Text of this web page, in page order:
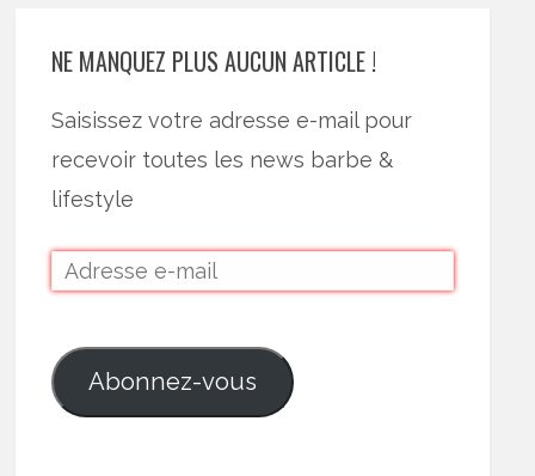
NE MANQUEZ PLUS AUCUN ARTICLE !
Saisissez votre adresse e-mail pour
recevoir toutes les news barbe &
lifestyle
Abonnez-vous